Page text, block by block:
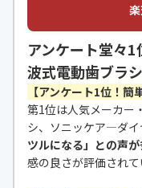
アンケート堂々
波式電動歯ブラシ
【アンケート1位！簡
第1位は人気メーカー
シ、ソニッケア―ダイ
ツルになる」との声が
感の良さが評価されて